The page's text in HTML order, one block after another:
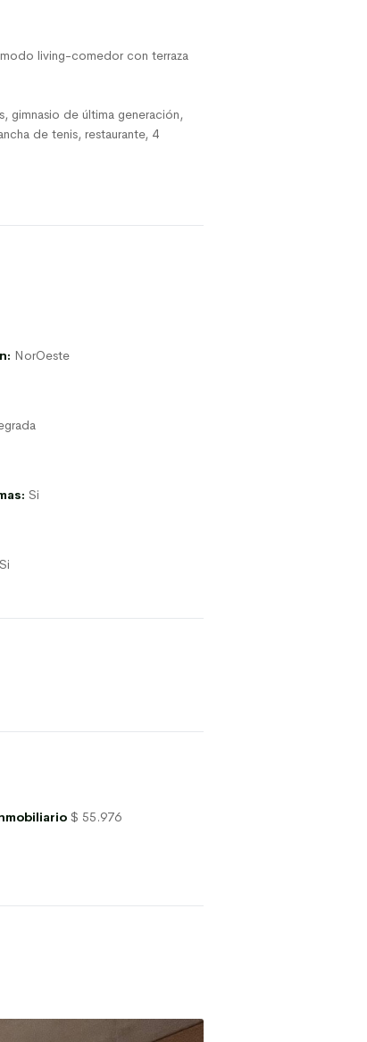
living-comedor con terraza
gimnasio de última generación,
de tenis, restaurante, 4
NorOeste
Si
Si
$ 55.976